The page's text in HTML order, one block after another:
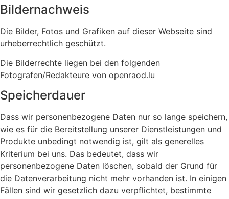
Bildernachweis
Die Bilder, Fotos und Grafiken auf dieser Webseite sind
urheberrechtlich geschützt.
Die Bilderrechte liegen bei den folgenden
Fotografen/Redakteure von openraod.lu
Speicherdauer
Dass wir personenbezogene Daten nur so lange speichern,
wie es für die Bereitstellung unserer Dienstleistungen und
Produkte unbedingt notwendig ist, gilt als generelles
Kriterium bei uns. Das bedeutet, dass wir
personenbezogene Daten löschen, sobald der Grund für
die Datenverarbeitung nicht mehr vorhanden ist. In einigen
Fällen sind wir gesetzlich dazu verpflichtet, bestimmte